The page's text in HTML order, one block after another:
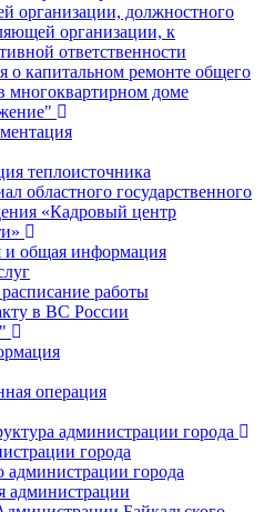
организации, должностного
организации, к
ответственности
о капитальном ремонте общего
многоквартирном доме
теплоисточника
областного государственного
«Кадровый центр
и общая информация
работы
в ВС России
операция
администрации города
города
администрации города
администрации